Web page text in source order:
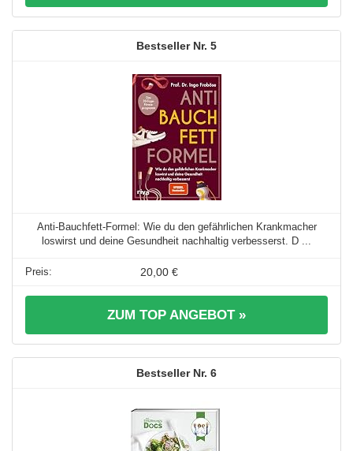
5
Anti-Bauchfett-Formel: Wie du den gefährlichen Krankmacher
loswirst und deine Gesundheit nachhaltig verbesserst. D ...
20,00 €
ZUM TOP ANGEBOT »
6